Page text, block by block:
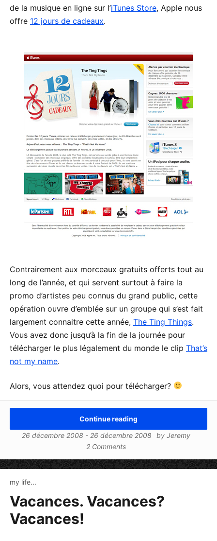
de la musique en ligne sur l’iTunes Store, Apple nous
offre 12 jours de cadeaux.
Contrairement aux morceaux gratuits offerts tout au
long de l’année, et qui servent surtout à faire la
promo d’artistes peu connus du grand public, cette
opération ouvre d’emblée sur un groupe qui s’est fait
largement connaitre cette année, The Ting Things.
Vous avez donc jusqu’à la fin de la journée pour
télécharger le plus légalement du monde le clip That’s
not my name.
Alors, vous attendez quoi pour télécharger?
Continue reading
26 décembre 2008 - 26 décembre 2008 by Jeremy
2 Comments
my life...
Vacances. Vacances?
Vacances!